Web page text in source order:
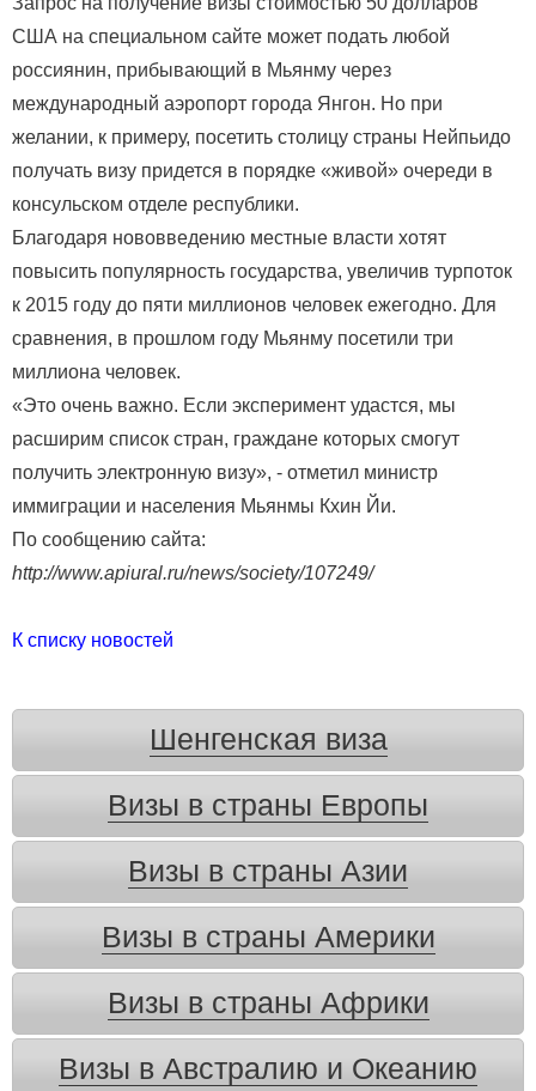
США на специальном сайте может подать любой
россиянин, прибывающий в Мьянму через
международный аэропорт города Янгон. Но при
желании, к примеру, посетить столицу страны Нейпьидо
получать визу придется в порядке «живой» очереди в
консульском отделе республики.
Благодаря нововведению местные власти хотят
повысить популярность государства, увеличив турпоток
к 2015 году до пяти миллионов человек ежегодно. Для
сравнения, в прошлом году Мьянму посетили три
миллиона человек.
«Это очень важно. Если эксперимент удастся, мы
расширим список стран, граждане которых смогут
получить электронную визу», - отметил министр
иммиграции и населения Мьянмы Кхин Йи.
По сообщению сайта:
http://www.apiural.ru/news/society/107249/
К списку новостей
Шенгенская виза
Визы в страны Европы
Визы в страны Азии
Визы в страны Америки
Визы в страны Африки
Визы в Австралию и Океанию